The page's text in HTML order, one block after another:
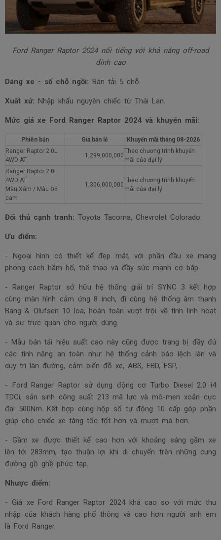
Ford Ranger Raptor 2024 nổi tiếng với khả năng off-road
đỉnh cao
Dáng xe - số chỗ ngồi: Bán tải 5 chỗ.
Xuất xứ: Nhập khẩu nguyên chiếc từ Thái Lan.
Mức giá xe Ford Ranger Raptor 2024 và khuyến mãi:
Phiên bản Giá bán lẻ Khuyến mãi tháng 08-2026
Ranger Raptor 2.0L
4WD AT
1,299,000,000
Theo chương trình khuyến
mãi của đại lý
Ranger Raptor 2.0L
4WD AT
Màu Xám / Màu Đỏ
cam
1,306,000,000
Theo chương trình khuyến
mãi của đại lý
Đối thủ cạnh tranh: Toyota Tacoma, Chevrolet Colorado.
Ưu điểm:
- Ngoại hình có thiết kế đẹp mắt, với phần đầu xe mang
phong cách hầm hố, thể thao và đầy sức mạnh cơ bắp.
- Ranger Raptor sở hữu hệ thống giải trí SYNC 3 kết hợp
cùng màn hình cảm ứng 8 inch, đi cùng hệ thống âm thanh
Bang & Olufsen 10 loa, hoàn toàn vượt trội về tính linh hoạt
và sự trực quan cho người dùng.
- Mẫu bán tải hiệu suất cao này cũng được trang bị đầy đủ
các tính năng an toàn như: hệ thống cảnh báo lệch làn và
duy trì làn đường, cảm biến đỗ xe, ABS, EBD, ESP,…
- Ford Ranger Raptor sử dụng động cơ Turbo Diesel 2.0 i4
TDCi, sản sinh công suất 213 mã lực và mô-men xoắn cực
đại 500Nm. Kết hợp cùng hộp số tự động 10 cấp góp phần
giúp cho chiếc xe tăng tốc tốt hơn và mượt mà hơn.
- Gầm xe được thiết kế cao hơn với khoảng sáng gầm xe
lên tới 283mm, tạo thuận lợi khi di chuyển trên những cung
đường gồ ghề phức tạp.
Nhược điểm:
- Giá xe Ford Ranger Raptor 2024 khá cao so với mức thu
nhập của khách hàng phổ thông và cao hơn người anh em
là Ford Ranger.